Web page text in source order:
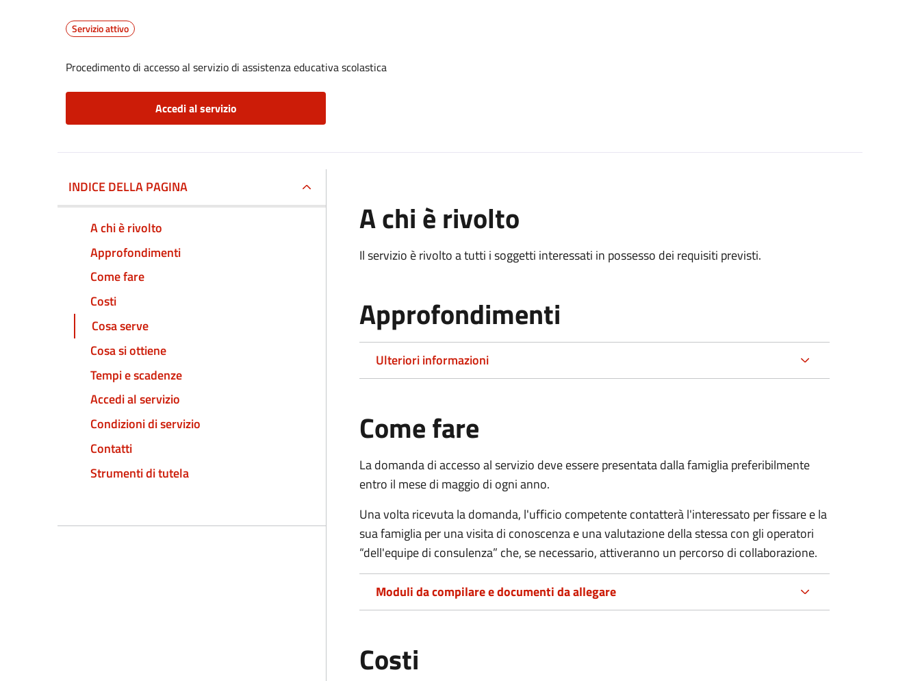
Servizio attivo
Procedimento di accesso al servizio di assistenza educativa scolastica
Accedi al servizio
INDICE DELLA PAGINA
A chi è rivolto
Approfondimenti
Come fare
Costi
Cosa serve
Cosa si ottiene
Tempi e scadenze
Accedi al servizio
Condizioni di servizio
Contatti
Strumenti di tutela
A chi è rivolto
Il servizio è rivolto a tutti i soggetti interessati in possesso dei requisiti previsti.
Approfondimenti
Ulteriori informazioni
Come fare
La domanda di accesso al servizio deve essere presentata dalla famiglia preferibilmente
entro il mese di maggio di ogni anno.
Una volta ricevuta la domanda, l'ufficio competente contatterà l'interessato per fissare e la
sua famiglia per una visita di conoscenza e una valutazione della stessacon gli operatori
“dell'equipe di consulenza” che, se necessario, attiveranno un percorso di collaborazione.
Moduli da compilare e documenti da allegare
Costi